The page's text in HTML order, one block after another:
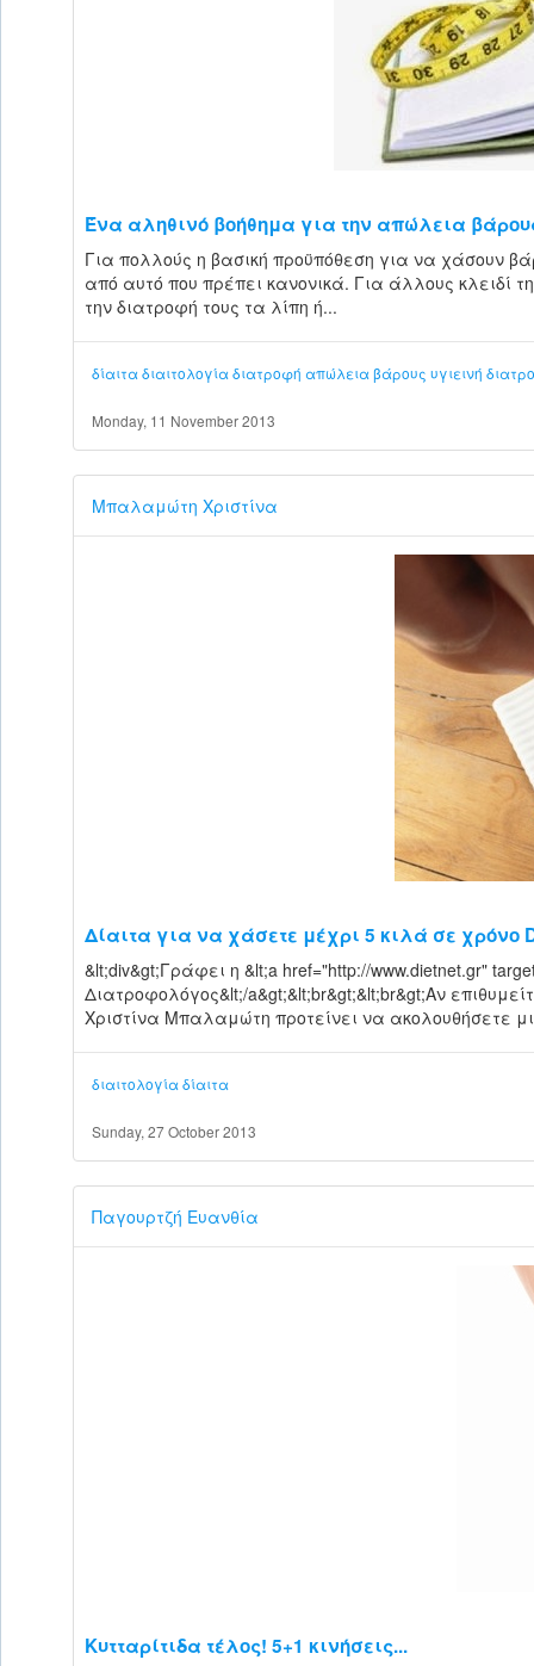
Ένα αληθινό βοήθημα για την απώλεια
Για πολλούς η βασική προϋπόθεση για να χάσουν
από αυτό που πρέπει κανονικά. Για άλλους κλειδί
την διατροφή τους τα λίπη ή...
δίαιταδιαιτολογίαδιατροφή απώλεια βάρους υγιεινή
Monday, 11 November 2013
Μπαλαμώτη Χριστίνα
Δίαιτα για να χάσετε μέχρι 5 κιλά σε χρόνο
&lt;div&gt;Γράφει η &lt;a href="http://www.dietnet.gr"
Διατροφολόγος&lt;/a&gt;&lt;br&gt;&lt;br&gt;Αν
Χριστίνα Μπαλαμώτη προτείνει να ακολουθήσετε
διαιτολογίαδίαιτα
Sunday, 27 October 2013
Παγουρτζή Ευανθία
Κυτταρίτιδα τέλος! 5+1 κινήσεις...